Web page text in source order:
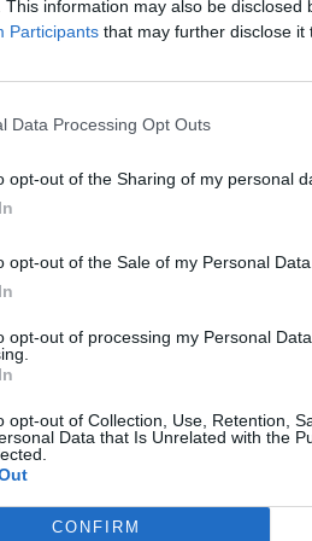
This information may also be disclosed
Participants that may further disclose it
Data Processing Opt Outs
opt-out of the Sharing of my personal
opt-out of the Sale of my Personal Data.
opt-out of processing my Personal
opt-out of Collection, Use, Retention,
Data that Is Unrelated with the
CONFIRM
in Italia.
siamo di fronte
avviso – scrivono -,
potenzialmente lungo,
entrambe le clausole
che probabilmente
di torri di INWIT per
per marzo 2028; la Join
è in grado di costruire
che Swisscom utilizzi
per gestire la propria rete
legali da parte
interpretazioni